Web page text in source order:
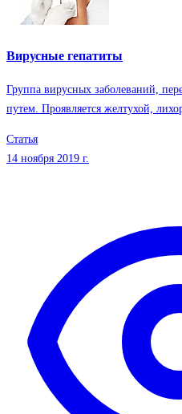
Вирусные гепатиты
Группа вирусных заболеваний,
путем. Проявляется желтухой,
Статья
14 ноября 2019 г.